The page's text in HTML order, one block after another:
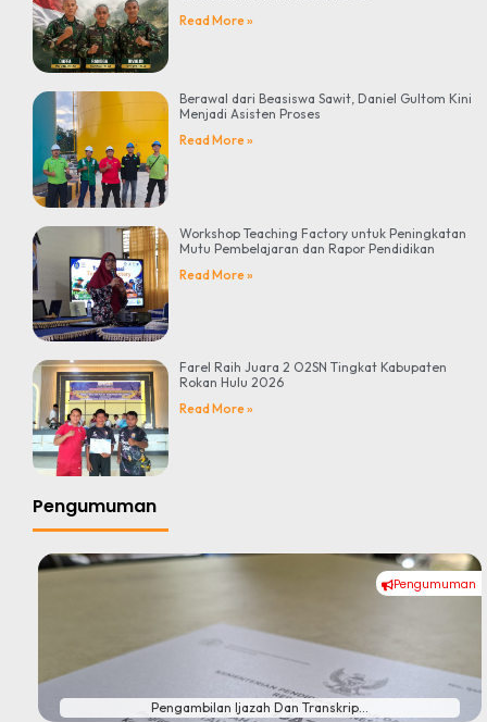
Read More »
Berawal dari Beasiswa Sawit, Daniel Gultom Kini
Menjadi Asisten Proses
Read More »
Workshop Teaching Factory untuk Peningkatan
Mutu Pembelajaran dan Rapor Pendidikan
Read More »
Farel Raih Juara 2 O2SN Tingkat Kabupaten
Rokan Hulu 2026
Read More »
Pengumuman
Pengumuman
#
Pengambilan Ijazah Dan Transkrip...